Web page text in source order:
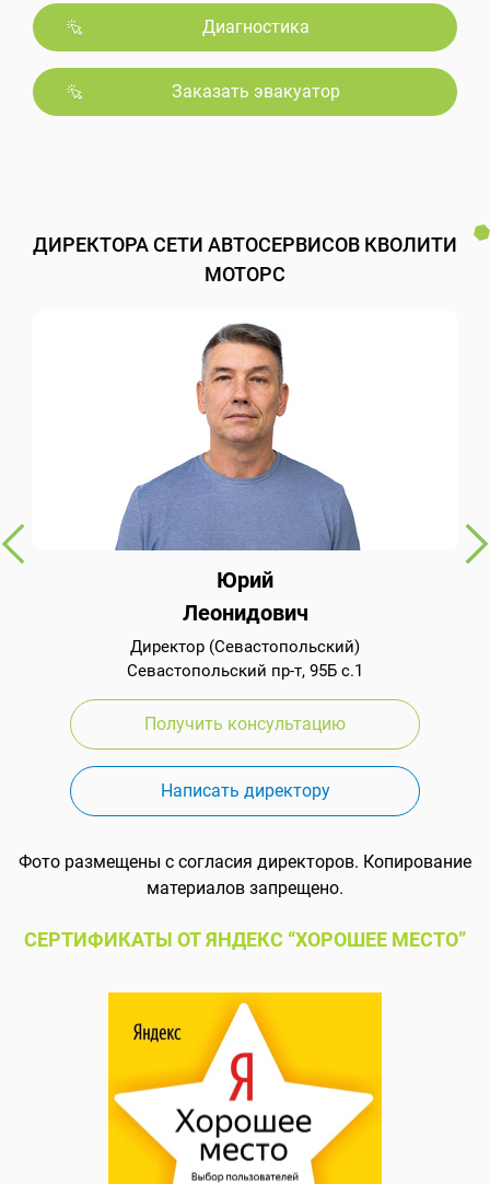
Диагностика
Заказать эвакуатор
ДИРЕКТОРА СЕТИ АВТОСЕРВИСОВ КВОЛИТИ
МОТОРС
Юрий
Леонидович
Директор (Севастопольский)
Севастопольский пр-т, 95Б с.1
Получить консультацию
Написать директору
Фото размещены с согласия директоров. Копирование
материалов запрещено.
СЕРТИФИКАТЫ ОТ ЯНДЕКС “ХОРОШЕЕ МЕСТО”